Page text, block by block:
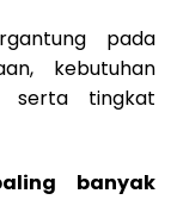
pada
kebutuhan
serta tingkat
banyak